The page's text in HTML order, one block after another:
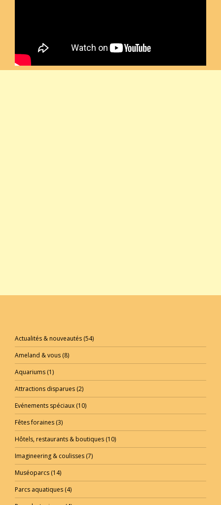
Actualités & nouveautés (54)
Ameland & vous (8)
Aquariums (1)
Attractions disparues (2)
Evénements spéciaux (10)
Fêtes foraines (3)
Hôtels, restaurants & boutiques (10)
Imagineering & coulisses (7)
Muséoparcs (14)
Parcs aquatiques (4)